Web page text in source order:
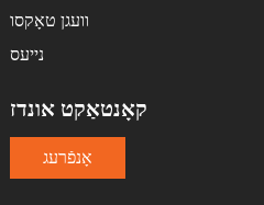
וועגן טאָקסו
נייעס
קאָנטאַקט אונדז
אָנפֿרעג